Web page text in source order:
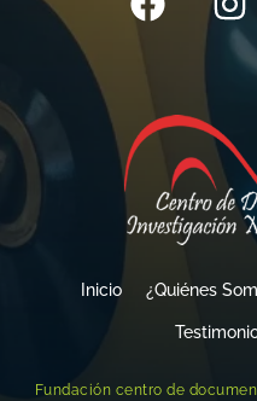
Inicio ¿Quiénes
Fundación centro de